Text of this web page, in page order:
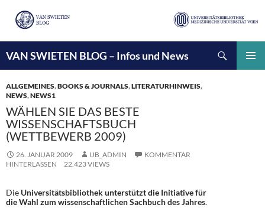
VAN SWIETEN BLOG – Infos und News
INHALT
SPRINGEN
ALLGEMEINES,BOOKS & JOURNALS,LITERATURHINWEIS,
NEWS,NEWS1
WÄHLEN SIE DAS BESTE
WISSENSCHAFTSBUCH
(WETTBEWERB 2009)
26. JANUAR 2009 UB_ADMIN
KOMMENTAR
HINTERLASSEN
22.423 VIEWS
Die Universitätsbibliothek unterstützt die Initiative für
die Wahl zum wissenschaftlichen Sachbuch des Jahres.